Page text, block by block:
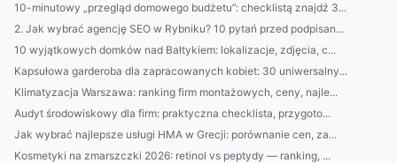
10-minutowy „przegląd domowego budżetu”: checklistą znajdź 3...
2. Jak wybrać agencję SEO w Rybniku? 10 pytań przed podpisan...
10 wyjątkowych domków nad Bałtykiem: lokalizacje, zdjęcia, c...
Kapsułowa garderoba dla zapracowanych kobiet: 30 uniwersalny...
Klimatyzacja Warszawa: ranking firm montażowych, ceny, najle...
Audyt środowiskowy dla firm: praktyczna checklista, przygoto...
Jak wybrać najlepsze usługi HMA w Grecji: porównanie cen, za...
Kosmetyki na zmarszczki 2026: retinol vs peptydy — ranking, ...